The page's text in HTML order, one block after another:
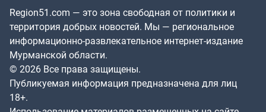
Region51.com — это зона свободная от политики и
территория добрых новостей. Мы — региональное
информационно-развлекательное интернет-издание
Мурманской области.
© 2026 Все права защищены.
Публикуемая информация предназначена для лиц
18+.